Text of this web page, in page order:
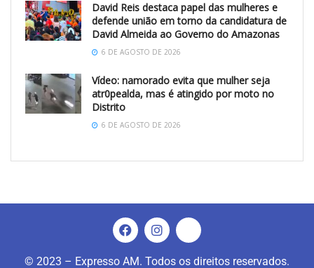
David Reis destaca papel das mulheres e
defende união em torno da candidatura de
David Almeida ao Governo do Amazonas
6 DE AGOSTO DE 2026
Vídeo: namorado evita que mulher seja
atr0pealda, mas é atingido por moto no
Distrito
6 DE AGOSTO DE 2026
© 2023 – Expresso AM. Todos os direitos reservados.